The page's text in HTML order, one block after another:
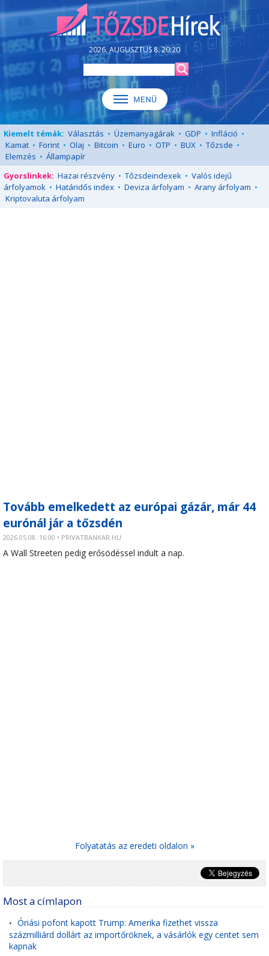
2026. AUGUSZTUS 8. 20:20
Kiemelt témák: Választás • Üzemanyagárak • GDP • Infláció •
Kamat • Forint • Olaj • Bitcoin • Euro • OTP • BUX • Tőzsde •
Elemzés • Állampapír
Gyorslinkek: Hazai részvény • Tőzsdeindexek • Valós idejű
árfolyamok • Határidős index • Deviza árfolyam • Arany árfolyam •
Kriptovaluta árfolyam
Tovább emelkedett az európai gázár, már 44
eurónál jár a tőzsdén
2026.05.08. 16:00 • PRIVATBANKAR.HU
A Wall Streeten pedig erősödéssel indult a nap.
Folyatatás az eredeti oldalon »
Most a címlapon
• Óriási pofont kapott Trump: Amerika fizethet vissza
százmilliárd dollárt az importőröknek, a vásárlók egy centet sem
kapnak